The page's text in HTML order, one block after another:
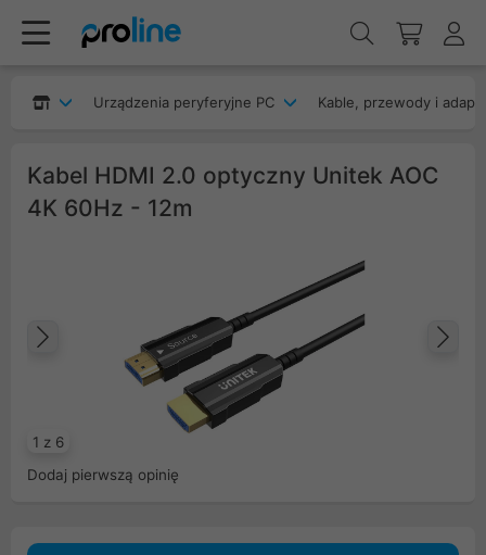
Urządzenia peryferyjne PC Kable, przewody i
Kabel HDMI 2.0 optyczny Unitek AOC
4K 60Hz - 12m
1 z 6
Poprzedni
Dodaj pierwszą opinię